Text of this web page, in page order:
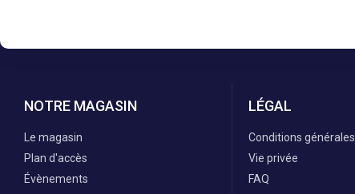
NOTRE MAGASIN
Le magasin
Plan d'accès
Évènements
LÉGAL
Conditions générales
Vie privée
FAQ